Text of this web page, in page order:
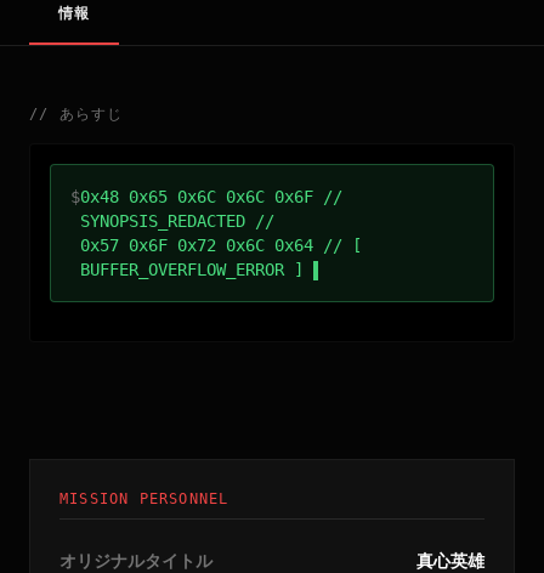
情報
// あらすじ
$0x48 0x65 0x6C 0x6C 0x6F //
SYNOPSIS_REDACTED //
0x57 0x6F 0x72 0x6C 0x64 // [
BUFFER_OVERFLOW_ERROR ]
MISSION PERSONNEL
オリジナルタイトル 真心英雄